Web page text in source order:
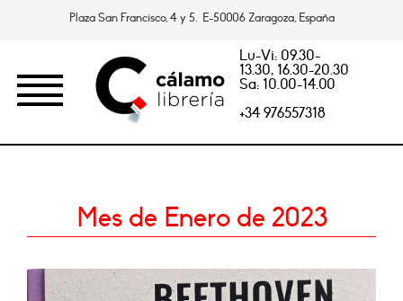
Plaza San Francisco, 4 y 5. E-50006 Zaragoza, España
Lu-Vi: 09.30-
13.30, 16.30-20.30
Sa: 10.00-14.00
+34 976557318
Mes de Enero de 2023